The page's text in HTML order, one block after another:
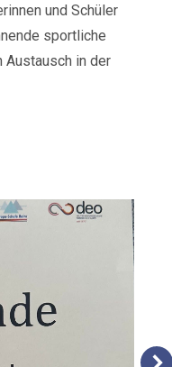
und Schüler
sportliche
Austausch in der